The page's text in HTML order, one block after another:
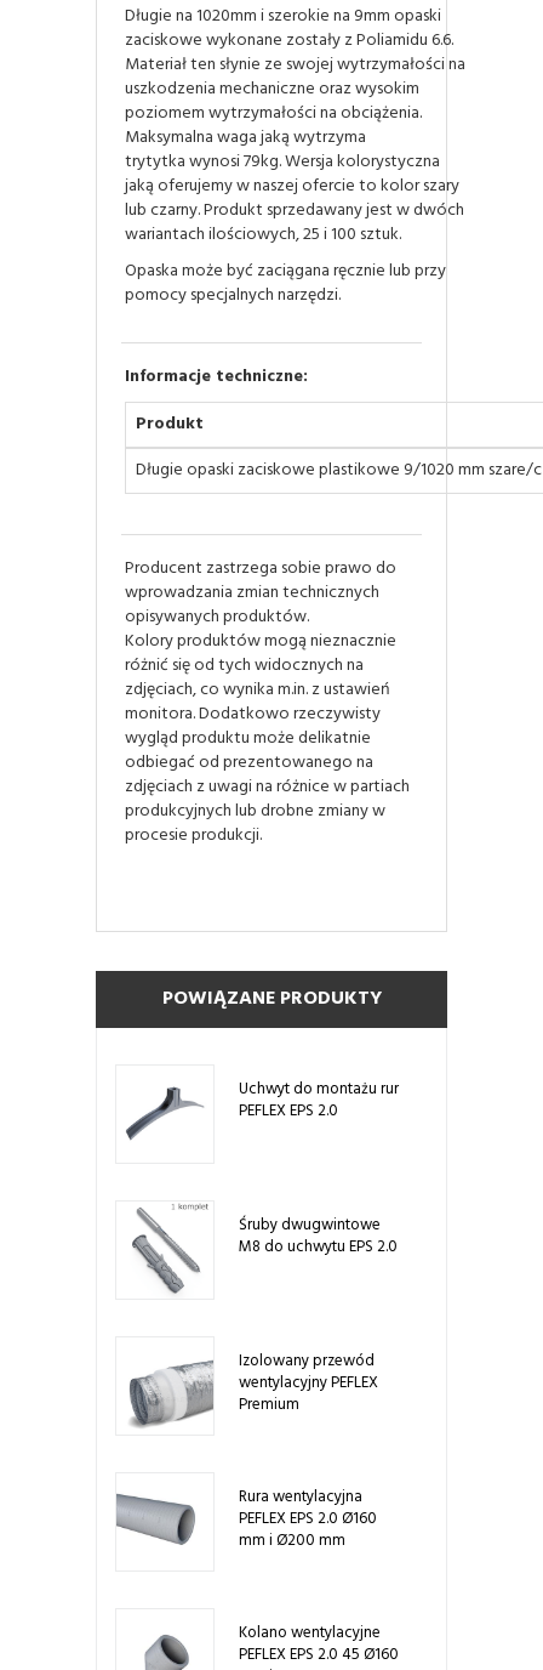
Długie na 1020mm i szerokie na 9mm opaski
zaciskowe wykonane zostały z Poliamidu 6.6.
Materiał ten słynie ze swojej wytrzymałości na
uszkodzenia mechaniczne oraz wysokim
poziomem wytrzymałości na obciążenia.
Maksymalna waga jaką wytrzyma
trytytka wynosi 79kg. Wersja kolorystyczna
jaką oferujemy w naszej ofercie to kolor szary
lub czarny. Produkt sprzedawany jest w dwóch
wariantach ilościowych, 25 i 100 sztuk.
Opaska może być zaciągana ręcznie lub przy
pomocy specjalnych narzędzi.
Informacje techniczne:
Produkt
Długie opaski zaciskowe plastikowe 9/1020 mm szare/
Producent zastrzega sobie prawo do
wprowadzania zmian technicznych
opisywanych produktów.
Kolory produktów mogą nieznacznie
różnić się od tych widocznych na
zdjęciach, co wynika m.in. z ustawień
monitora. Dodatkowo rzeczywisty
wygląd produktu może delikatnie
odbiegać od prezentowanego na
zdjęciach z uwagi na różnice w partiach
produkcyjnych lub drobne zmiany w
procesie produkcji.
POWIĄZANE PRODUKTY
Uchwyt do montażu rur
PEFLEX EPS 2.0
Śruby dwugwintowe
M8 do uchwytu EPS 2.0
Izolowany przewód
wentylacyjny PEFLEX
Premium
Rura wentylacyjna
PEFLEX EPS 2.0 Ø160
mm i Ø200 mm
Kolano wentylacyjne
PEFLEX EPS 2.0 45 Ø160